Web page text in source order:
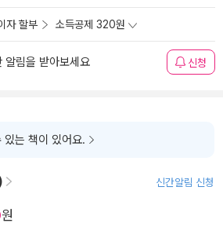
자 할부 소득공제 320원
알림을 받아보세요 신청
있는 책이 있어요.
신간알림 신청
원